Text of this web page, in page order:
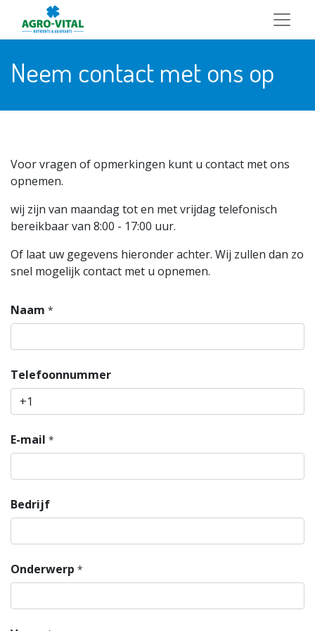
Neem contact met ons op
Voor vragen of opmerkingen kunt u contact met ons
opnemen.
wij zijn van maandag tot en met vrijdag telefonisch
bereikbaar van 8:00 - 17:00 uur.
Of laat uw gegevens hieronder achter. Wij zullen dan zo
snel mogelijk contact met u opnemen.
Naam *
Telefoonnummer
E-mail *
Bedrijf
Onderwerp *